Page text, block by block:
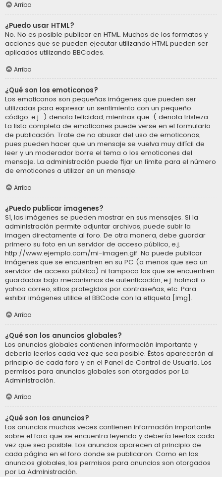
Arriba
¿Puedo usar HTML?
No. No es posible publicar en HTML. Muchos de los formatos y
acciones que se pueden ejecutar utilizando HTML pueden ser
aplicados utilizando BBCodes.
Arriba
¿Qué son los emoticonos?
Los emoticonos son pequeñas imágenes que pueden ser
utilizadas para expresar un sentimiento con un pequeño
código, e.j. :) denota felicidad, mientras que :( denota tristeza.
La lista completa de emoticones puede verse en el formulario
de publicación. Trate de no abusar del uso de emoticonos,
pues pueden hacer que un mensaje se vuelva muy difícil de
leer y un moderador borre el tema o los emoticones del
mensaje. La administración puede fijar un límite para el número
de emoticones a utilizar en un mensaje.
Arriba
¿Puedo publicar imagenes?
Sí, las imágenes se pueden mostrar en sus mensajes. Si la
administración permite adjuntar archivos, puede subir la
imagen directamente al foro. De otra manera, debe guardar
primero su foto en un servidor de acceso público, e.j.
http://www.ejemplo.com/mi-imagen.gif. No puede publicar
imágenes que se encuentren en su PC (a menos que sea un
servidor de acceso público) ni tampoco las que se encuentren
guardadas bajo mecanismos de autenticación, e.j. hotmail o
yahoo correo, sitios protegidos por contraseñas, etc. Para
exhibir imágenes utilice el BBCode con la etiqueta [img].
Arriba
¿Qué son los anuncios globales?
Los anuncios globales contienen información importante y
debería leerlos cada vez que sea posible. Éstos aparecerán al
principio de cada foro y en el Panel de Control de Usuario. Los
permisos para anuncios globales son otorgados por La
Administración.
Arriba
¿Qué son los anuncios?
Los anuncios muchas veces contienen información importante
sobre el foro que se encuentra leyendo y debería leerlos cada
vez que sea posible. Los anuncios aparecen al principio de
cada página en el foro donde se publicaron. Como en los
anuncios globales, los permisos para anuncios son otorgados
por La Administración.